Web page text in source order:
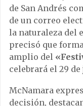
de San Andrés
de un correo
la naturaleza del
precisó que
amplio del
celebrará el 29
McNamara
decisión,